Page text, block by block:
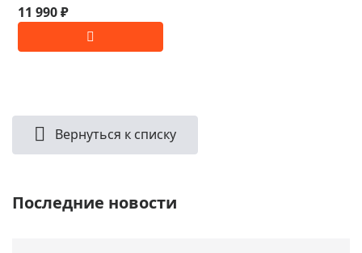
11 990 ₽
Вернуться к списку
Последние новости